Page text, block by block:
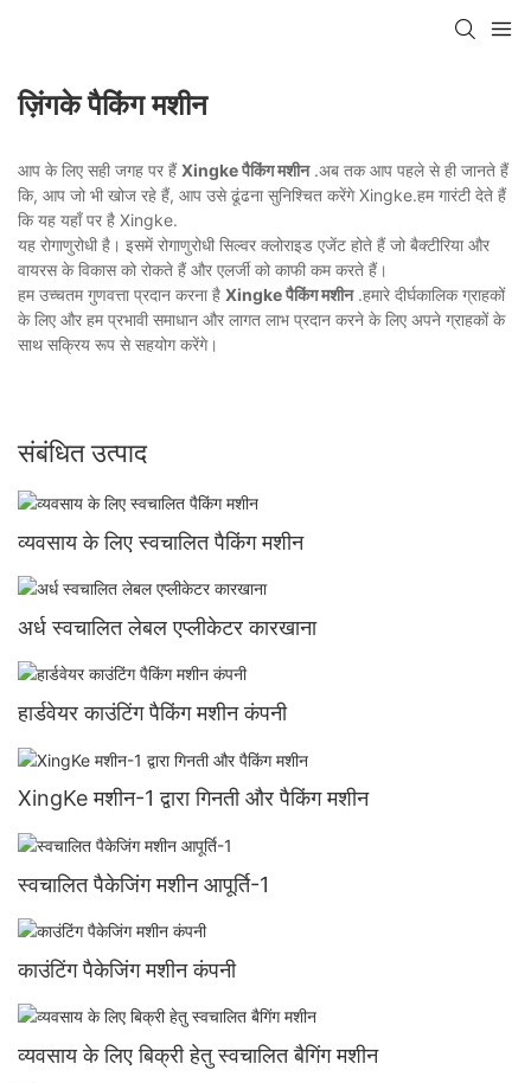
ज़िंगके पैकिंग मशीन
आप के लिए सही जगह पर हैंXingke पैकिंग मशीन.अब तक आप पहले से ही जानते हैं
कि, आप जो भी खोज रहे हैं, आप उसे ढूंढना सुनिश्चित करेंगे Xingke.हम गारंटी देते हैं
कि यह यहाँ पर है Xingke.
यह रोगाणुरोधी है। इसमें रोगाणुरोधी सिल्वर क्लोराइड एजेंट होते हैं जो बैक्टीरिया और
वायरस के विकास को रोकते हैं और एलर्जी को काफी कम करते हैं।
हम उच्चतम गुणवत्ता प्रदान करना है Xingke पैकिंग मशीन.हमारे दीर्घकालिक ग्राहकों
के लिए और हम प्रभावी समाधान और लागत लाभ प्रदान करने के लिए अपने ग्राहकों के
साथ सक्रिय रूप से सहयोग करेंगे।
संबंधित उत्पाद
व्यवसाय के लिए स्वचालित पैकिंग मशीन
अर्ध स्वचालित लेबल एप्लीकेटर कारखाना
हार्डवेयर काउंटिंग पैकिंग मशीन कंपनी
XingKe मशीन-1 द्वारा गिनती और पैकिंग मशीन
स्वचालित पैकेजिंग मशीन आपूर्ति-1
काउंटिंग पैकेजिंग मशीन कंपनी
व्यवसाय के लिए बिक्री हेतु स्वचालित बैगिंग मशीन